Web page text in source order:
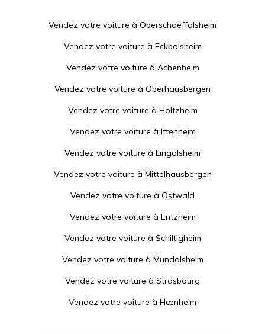
Vendez votre voiture à Oberschaeffolsheim
Vendez votre voiture à Eckbolsheim
Vendez votre voiture à Achenheim
Vendez votre voiture à Oberhausbergen
Vendez votre voiture à Holtzheim
Vendez votre voiture à Ittenheim
Vendez votre voiture à Lingolsheim
Vendez votre voiture à Mittelhausbergen
Vendez votre voiture à Ostwald
Vendez votre voiture à Entzheim
Vendez votre voiture à Schiltigheim
Vendez votre voiture à Mundolsheim
Vendez votre voiture à Strasbourg
Vendez votre voiture à Hœnheim